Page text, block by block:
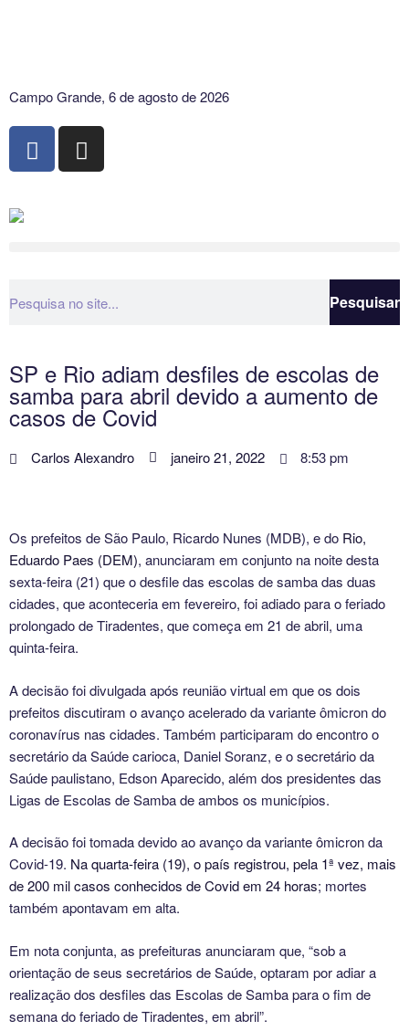
Campo Grande, 6 de agosto de 2026
Pesquisar
SP e Rio adiam desfiles de escolas de
samba para abril devido a aumento de
casos de Covid
Carlos Alexandro janeiro 21, 2022 8:53 pm
Os prefeitos de São Paulo, Ricardo Nunes (MDB), e do Rio,
Eduardo Paes (DEM), anunciaram em conjunto na noite desta
sexta-feira (21) que o desfile das escolas de samba das duas
cidades, que aconteceria em fevereiro, foi adiado para o feriado
prolongado de Tiradentes, que começa em 21 de abril, uma
quinta-feira.
A decisão foi divulgada após reunião virtual em que os dois
prefeitos discutiram o avanço acelerado da variante ômicron do
coronavírus nas cidades. Também participaram do encontro o
secretário da Saúde carioca, Daniel Soranz, e o secretário da
Saúde paulistano, Edson Aparecido, além dos presidentes das
Ligas de Escolas de Samba de ambos os municípios.
A decisão foi tomada devido ao avanço da variante ômicron da
Covid-19. Na quarta-feira (19), o país registrou, pela 1ª vez, mais
de 200 mil casos conhecidos de Covid em 24 horas; mortes
também apontavam em alta.
Em nota conjunta, as prefeituras anunciaram que, “sob a
orientação de seus secretários de Saúde, optaram por adiar a
realização dos desfiles das Escolas de Samba para o fim de
semana do feriado de Tiradentes, em abril”.